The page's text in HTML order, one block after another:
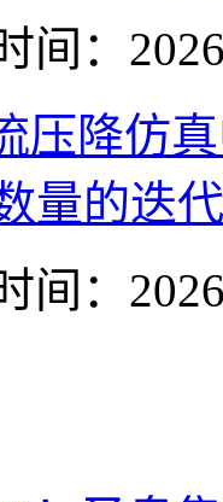
间：
压降仿
量的迭
间：